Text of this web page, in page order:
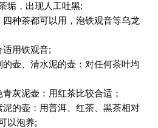
垢，出现人工吐黑;
种茶都可以用，泡铁观音等乌龙
用铁观音;
壶、清水泥的壶：对任何茶叶均
泥壶：用红茶比较合适；
的壶：用普洱、红茶、黑茶相对
以泡养;